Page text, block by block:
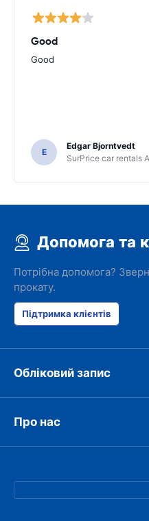
Good
Good
E
Edgar Bjorntvedt
SurPrice car rentals
Допомога та
Потрібна допомога?
прокату.
Підтримка клієнтів
Обліковий запис
Про нас